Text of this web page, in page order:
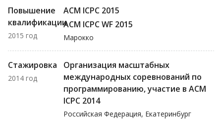
Повышение
квалификации
2015 год
ACM ICPC 2015
ACM ICPC WF 2015
Марокко
Стажировка
2014 год
Организация масштабных
международных соревнований по
программированию, участие в ACM
ICPC 2014
Российская Федерация, Екатеринбург